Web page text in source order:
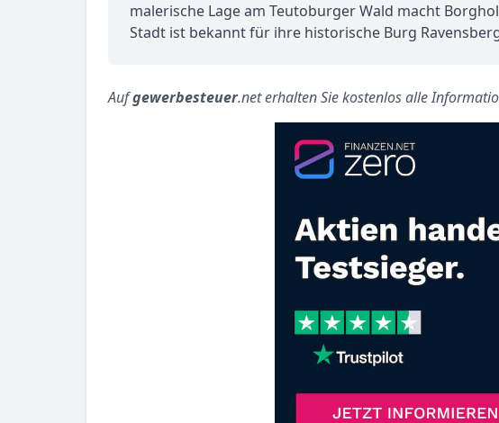
malerische Lage am Teutoburger Wald macht
Stadt ist bekannt für ihre historische Burg
Aufgewerbesteuer.net erhalten Sie kostenlos alle